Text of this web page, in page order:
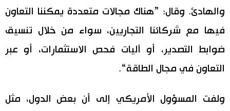
والهادئ. وقال: ”هناك مجالات متعددة يمكننا التعاون
فيها مع شركائنا التجاريين، سواء من خلال تنسيق
ضوابط التصدير، أو آليات فحص الاستثمارات، أو عبر
التعاون في مجال الطاقة“.
ولفت المسؤول الأمريكي إلى أن بعض الدول، مثل